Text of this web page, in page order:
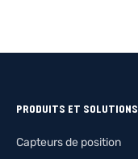
PRODUITS ET SOLUTIONS
Capteurs de position